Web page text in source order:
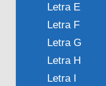
Letra E
Letra F
Letra G
Letra H
Letra I